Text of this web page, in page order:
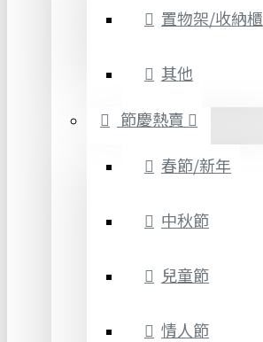
置物架/收納櫃
其他
節慶熱賣
春節/新年
中秋節
兒童節
情人節